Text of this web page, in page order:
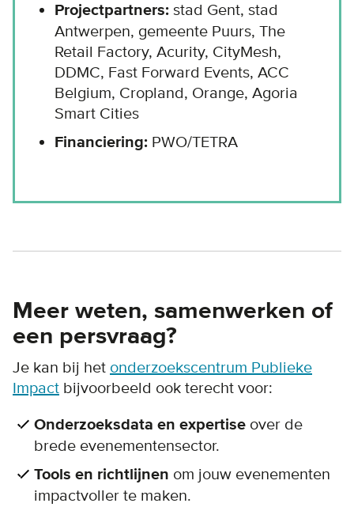
Projectpartners: stad Gent, stad
Antwerpen, gemeente Puurs, The
Retail Factory, Acurity, CityMesh,
DDMC, Fast Forward Events, ACC
Belgium, Cropland, Orange, Agoria
Smart Cities
Financiering: PWO/TETRA
Meer weten, samenwerken of
een persvraag?
Je kan bij het onderzoekscentrum Publieke
Impact bijvoorbeeld ook terecht voor:
Onderzoeksdata en expertise over de
brede evenementensector.
Tools en richtlijnen om jouw evenementen
impactvoller te maken.